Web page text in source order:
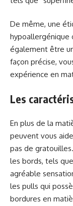
De même, une
hypoallergénique
également être
façon précise,
expérience en
Les
En plus de la
peuvent vous
pas de
les bords, tels
agréable
les pulls qui
bordures en